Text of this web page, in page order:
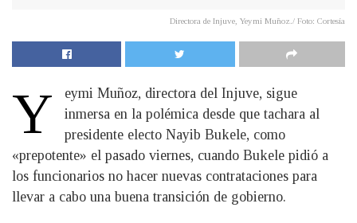
Directora de Injuve, Yeymi Muñoz./ Foto: Cortesía
Y
eymi Muñoz, directora del Injuve, sigue
inmersa en la polémica desde que tachara al
presidente electo Nayib Bukele, como
«prepotente» el pasado viernes, cuando Bukele pidió a
los funcionarios no hacer nuevas contrataciones para
llevar a cabo una buena transición de gobierno.